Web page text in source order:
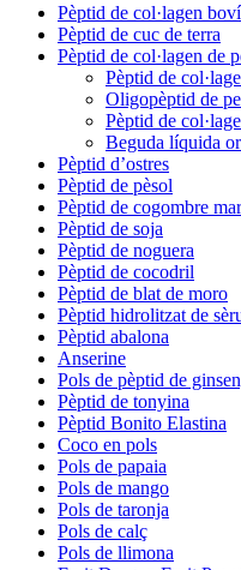
Pèptid de col·lagen boví
Pèptid de cuc de terra
Pèptid de col·lagen de
Pèptid de
Oligopèptid de
Pèptid de
Beguda líquida
Pèptid d’ostres
Pèptid de pèsol
Pèptid de cogombre
Pèptid de soja
Pèptid de noguera
Pèptid de cocodril
Pèptid de blat de moro
Pèptid hidrolitzat de
Pèptid abalona
Anserine
Pols de pèptid de
Pèptid de tonyina
Pèptid Bonito Elastina
Coco en pols
Pols de papaia
Pols de mango
Pols de taronja
Pols de calç
Pols de llimona